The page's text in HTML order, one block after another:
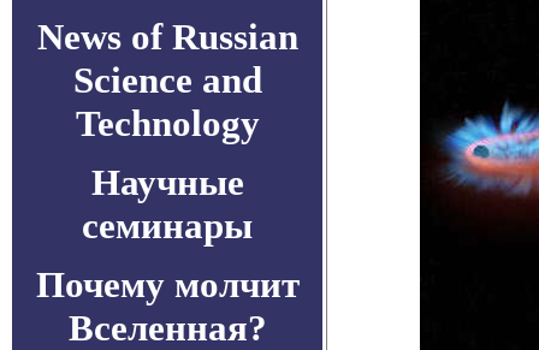
News of Russian
Science and
Technology
Научные
семинары
Почему молчит
Вселенная?